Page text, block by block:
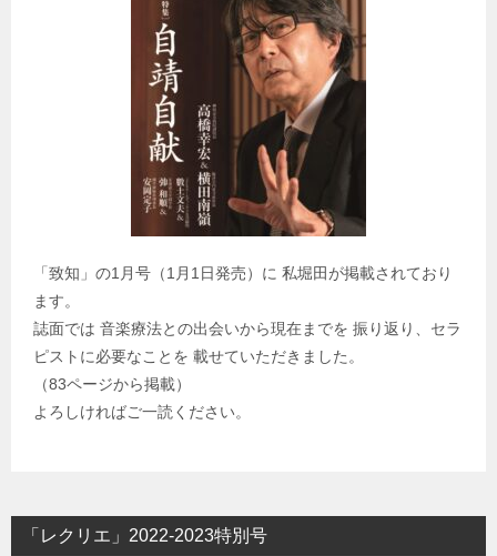
「致知」の1月号（1月1日発売）に 私堀田が掲載されており
ます。
誌面では 音楽療法との出会いから現在までを 振り返り、セラ
ピストに必要なことを 載せていただきました。
（83ページから掲載）
よろしければご一読ください。
「レクリエ」2022-2023特別号